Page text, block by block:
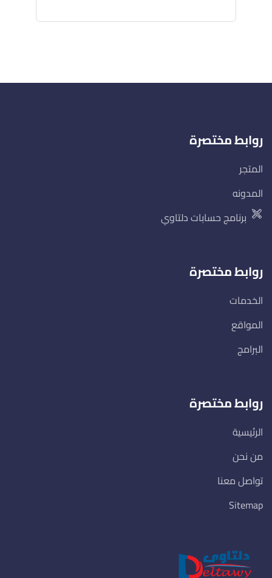
روابط مختصرة
المتجر
المدونه
برنامج حسابات دلتاوي
روابط مختصرة
الخدمات
المواقع
البرامج
روابط مختصرة
الرئيسية
من نحن
تواصل معنا
Sitemap